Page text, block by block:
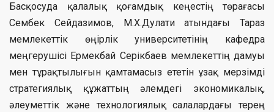
Басқосуда қалалық қоғамдық кеңестің төрағасы
Сембек Сейдазимов, М.Х.Дулати атындағы Тараз
мемлекеттік өңірлік университетінің кафедра
меңгерушісі Ермекбай Серікбаев мемлекеттің дамуы
мен тұрақтылығын қамтамасыз ететін ұзақ мерзімді
стратегиялық құжаттың әлемдегі экономикалық,
әлеуметтік және технологиялық салалардағы терең